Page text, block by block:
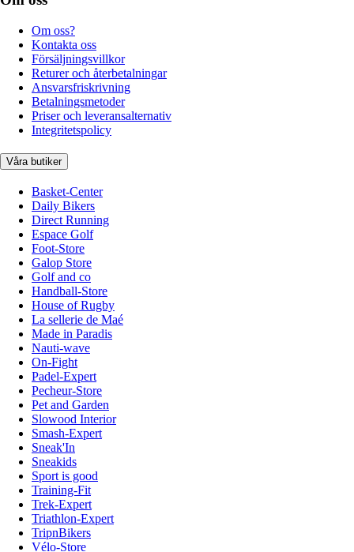
Om oss?
Kontakta oss
Försäljningsvillkor
Returer och återbetalningar
Ansvarsfriskrivning
Betalningsmetoder
Priser och leveransalternativ
Integritetspolicy
Våra butiker
Basket-Center
Daily Bikers
Direct Running
Espace Golf
Foot-Store
Galop Store
Golf and co
Handball-Store
House of Rugby
La sellerie de Maé
Made in Paradis
Nauti-wave
On-Fight
Padel-Expert
Pecheur-Store
Pet and Garden
Slowood Interior
Smash-Expert
Sneak'In
Sneakids
Sport is good
Training-Fit
Trek-Expert
Triathlon-Expert
TripnBikers
Vélo-Store